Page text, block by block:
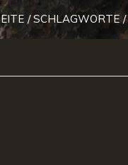
SCHLAGWORTE